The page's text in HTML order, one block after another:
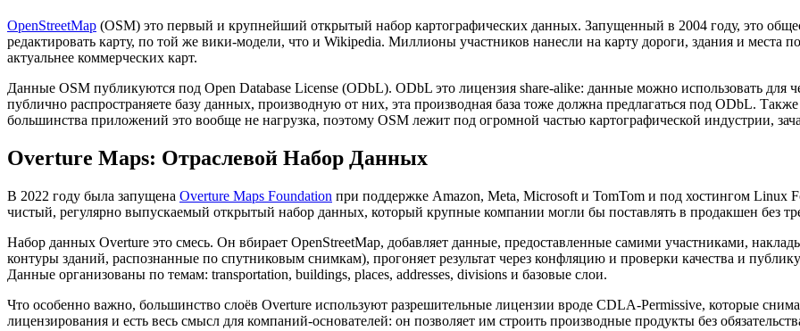
OpenStreetMap (OSM) это первый и крупнейший открытый набор картографических данных. Запущенный в 2004 году, это
редактировать карту, по той же вики-модели, что и Wikipedia. Миллионы участников нанесли на карту дороги, здания и места
актуальнее коммерческих карт.
Данные OSM публикуются под Open Database License (ODbL). ODbL это лицензия share-alike: данные можно использовать для
публично распространяете базу данных, производную от них, эта производная база тоже должна предлагаться под ODbL.
большинства приложений это вообще не нагрузка, поэтому OSM лежит под огромной частью картографической индустрии,
Overture Maps: Отраслевой Набор Данных
В 2022 году была запущена Overture Maps Foundation при поддержке Amazon, Meta, Microsoft и TomTom и под хостингом Linux
чистый, регулярно выпускаемый открытый набор данных, который крупные компании могли бы поставлять в продакшен без
Набор данных Overture это смесь. Он вбирает OpenStreetMap, добавляет данные, предоставленные самими участниками,
контуры зданий, распознанные по спутниковым снимкам), прогоняет результат через конфляцию и проверки качества и
Данные организованы по темам: transportation, buildings, places, addresses, divisions и базовые слои.
Что особенно важно, большинство слоёв Overture используют разрешительные лицензии вроде CDLA-Permissive, которые
лицензирования и есть весь смысл для компаний-основателей: он позволяет им строить производные продукты без